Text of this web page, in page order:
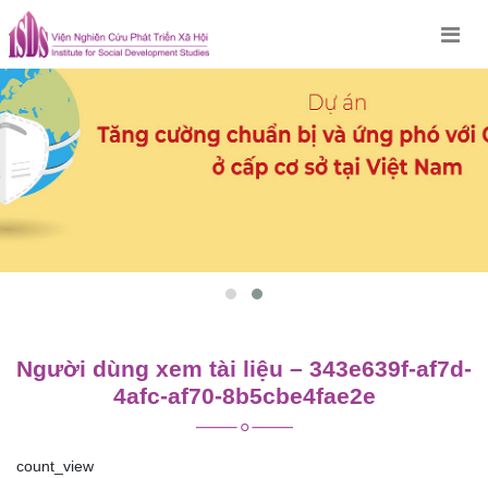
Skip
to
content
Người dùng xem tài liệu – 343e639f-af7d-
4afc-af70-8b5cbe4fae2e
count_view